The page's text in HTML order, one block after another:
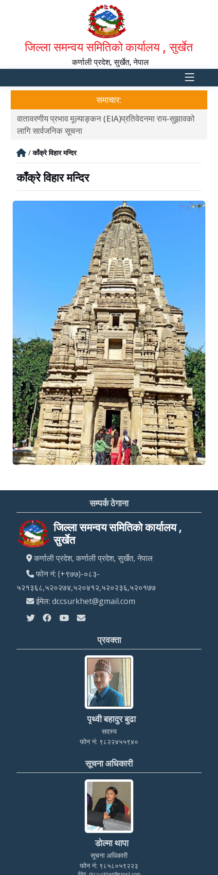
जिल्ला समन्वय समितिको कार्यालय , सुर्खेत
कर्णाली प्रदेश, सुर्खेत, नेपाल
समाचार:
वातावरणीय प्रभाव मूल्याङ्कन (EIA)प्रतिवेदनमा राय-सुझावको
लागि सार्वजनिक सूचना
/काँक्रे विहार मन्दिर
काँक्रे विहार मन्दिर
सम्पर्क ठेगाना
जिल्ला समन्वय समितिको कार्यालय ,
सुर्खेत
कर्णाली प्रदेश, कर्णाली प्रदेश, सुर्खेत, नेपाल
फोन नं: (+९७७)-०८३-
५२१३६८,५२०२७४,५२०४१२,५२०२३६,५२०१७७
ईमेल: dccsurkhet@gmail.com
प्रवक्ता
पृथ्वी बहादुर बुढा
सदस्य
फोन नं: ९८२२४५५९४०
सूचना अधिकारी
डोल्मा थापा
सूचना अधिकारी
फोन नं: ९८५८०५९२२३